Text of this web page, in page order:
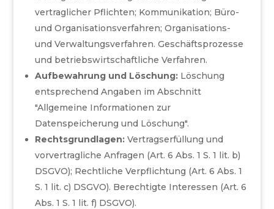
vertraglicher Pflichten; Kommunikation; Büro-
und Organisationsverfahren; Organisations-
und Verwaltungsverfahren. Geschäftsprozesse
und betriebswirtschaftliche Verfahren.
Aufbewahrung und Löschung:Löschung
entsprechend Angaben im Abschnitt
"Allgemeine Informationen zur
Datenspeicherung und Löschung".
Rechtsgrundlagen:Vertragserfüllung und
vorvertragliche Anfragen (Art. 6 Abs. 1 S. 1 lit. b)
DSGVO); Rechtliche Verpflichtung (Art. 6 Abs. 1
S. 1 lit. c) DSGVO). Berechtigte Interessen (Art. 6
Abs. 1 S. 1 lit. f) DSGVO).